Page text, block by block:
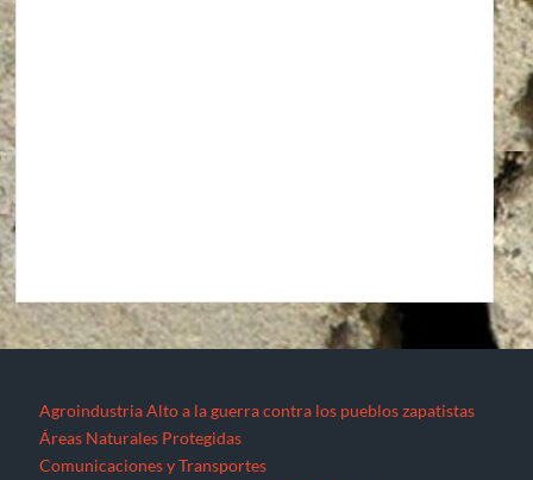
Agroindustria Alto a la guerra contra los pueblos zapatistas
Áreas Naturales Protegidas
Comunicaciones y Transportes